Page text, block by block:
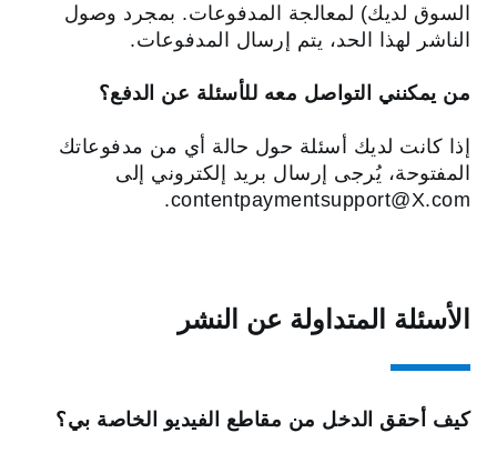
السوق لديك) لمعالجة المدفوعات. بمجرد وصول
الناشر لهذا الحد، يتم إرسال المدفوعات.
من يمكنني التواصل معه للأسئلة عن الدفع؟
إذا كانت لديك أسئلة حول حالة أي من مدفوعاتك
المفتوحة، يُرجى إرسال بريد إلكتروني إلى
contentpaymentsupport‎@X.com.
الأسئلة المتداولة‬ عن النشر
كيف أحقق الدخل من مقاطع الفيديو الخاصة بي؟